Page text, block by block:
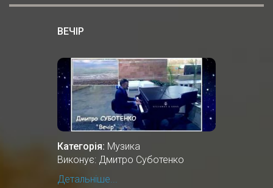
ВЕЧІР
Категорія: Музика
Виконує: Дмитро Суботенко
Детальніше...